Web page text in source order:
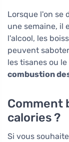
Lorsque l'on se
une semaine, il
l'alcool, les
peuvent
les tisanes ou
combustion
Comment
calories ?
Si vous